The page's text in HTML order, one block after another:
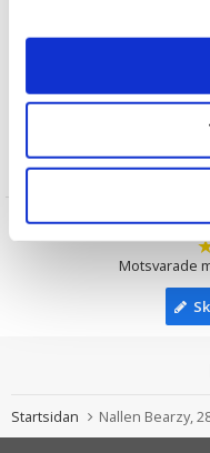
Steiff Nallar
Motsvarade
Startsidan Nallen Bearzy,